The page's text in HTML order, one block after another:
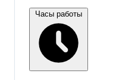
Часы работы